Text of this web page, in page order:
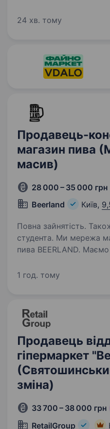
асортимент
24 хв. тому
Продавець-
магазин пива
масив)
28 000 – 35 000 грн
Beerland
Київ,
Повна зайнятість.
студента. Ми мережа магазинів розливного
пива BEERLAND.
інгредієнтів.
1 год. тому
Продавець
гіпермаркет
зміна)
33 700 – 38 000 грн
RetailGroup